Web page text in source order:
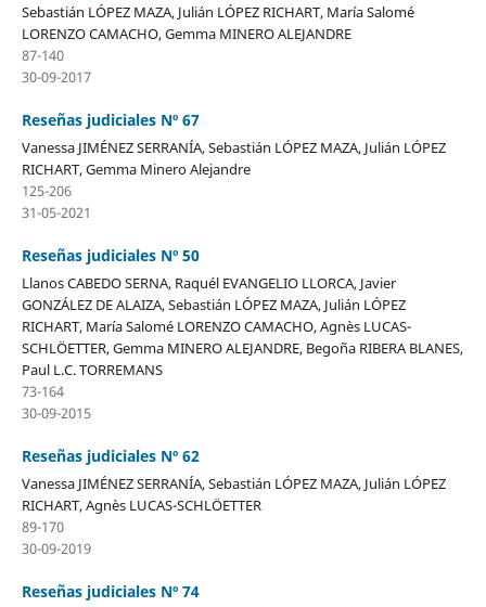
Sebastián LÓPEZ MAZA, Julián LÓPEZ RICHART, María Salomé
LORENZO CAMACHO, Gemma MINERO ALEJANDRE
87-140
30-09-2017
Reseñas judiciales Nº 67
Vanessa JIMÉNEZ SERRANÍA, Sebastián LÓPEZ MAZA, Julián LÓPEZ
RICHART, Gemma Minero Alejandre
125-206
31-05-2021
Reseñas judiciales Nº 50
Llanos CABEDO SERNA, Raquél EVANGELIO LLORCA, Javier
GONZÁLEZ DE ALAIZA, Sebastián LÓPEZ MAZA, Julián LÓPEZ
RICHART, María Salomé LORENZO CAMACHO, Agnès LUCAS-
SCHLÖETTER, Gemma MINERO ALEJANDRE, Begoña RIBERA BLANES,
Paul L.C. TORREMANS
73-164
30-09-2015
Reseñas judiciales Nº 62
Vanessa JIMÉNEZ SERRANÍA, Sebastián LÓPEZ MAZA, Julián LÓPEZ
RICHART, Agnès LUCAS-SCHLÖETTER
89-170
30-09-2019
Reseñas judiciales Nº 74